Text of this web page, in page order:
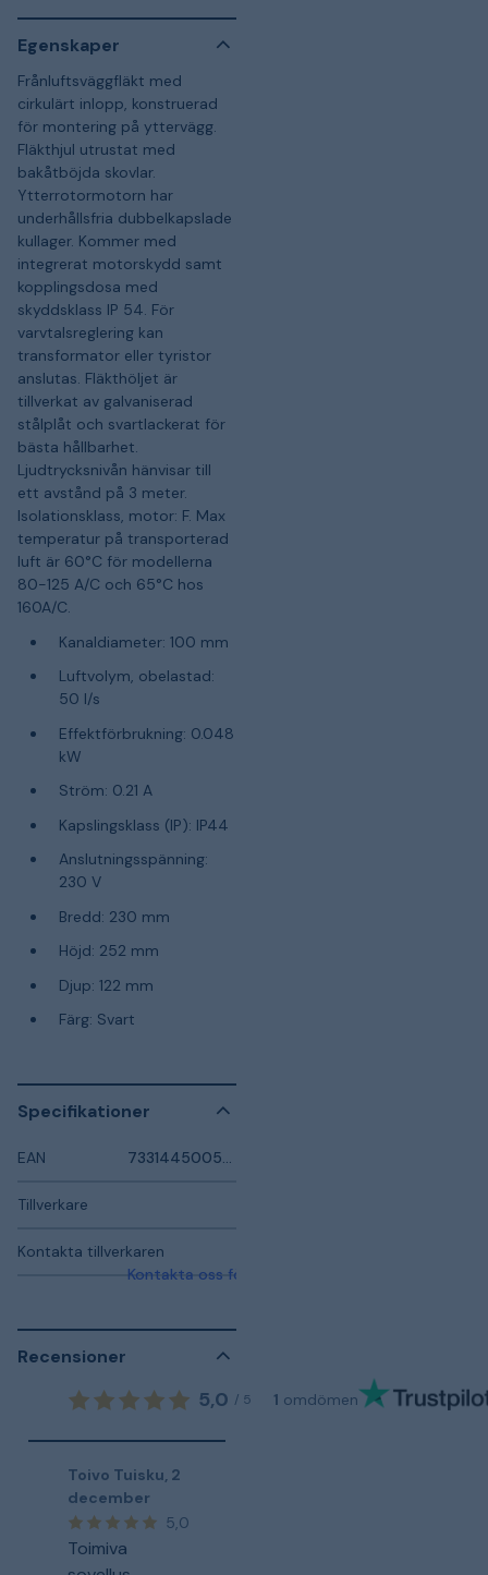
Egenskaper
Frånluftsväggfläkt med
cirkulärt inlopp, konstruerad
för montering på yttervägg.
Fläkthjul utrustat med
bakåtböjda skovlar.
Ytterrotormotorn har
underhållsfria dubbelkapslade
kullager. Kommer med
integrerat motorskydd samt
kopplingsdosa med
skyddsklass IP 54. För
varvtalsreglering kan
transformator eller tyristor
anslutas. Fläkthöljet är
tillverkat av galvaniserad
stålplåt och svartlackerat för
bästa hållbarhet.
Ljudtrycksnivån hänvisar till
ett avstånd på 3 meter.
Isolationsklass, motor: F. Max
temperatur på transporterad
luft är 60°C för modellerna
80-125 A/C och 65°C hos
160A/C.
Kanaldiameter: 100 mm
Luftvolym, obelastad:
50 l/s
Effektförbrukning: 0.048
kW
Ström: 0.21 A
Kapslingsklass (IP): IP44
Anslutningsspänning:
230 V
Bredd: 230 mm
Höjd: 252 mm
Djup: 122 mm
Färg: Svart
Specifikationer
EAN 7331445005835
Tillverkare
Kontakta tillverkaren
Kontakta oss för mer information
Recensioner
5,0 / 5 1 omdömen
Toivo Tuisku, 2
december
5,0
Toimiva